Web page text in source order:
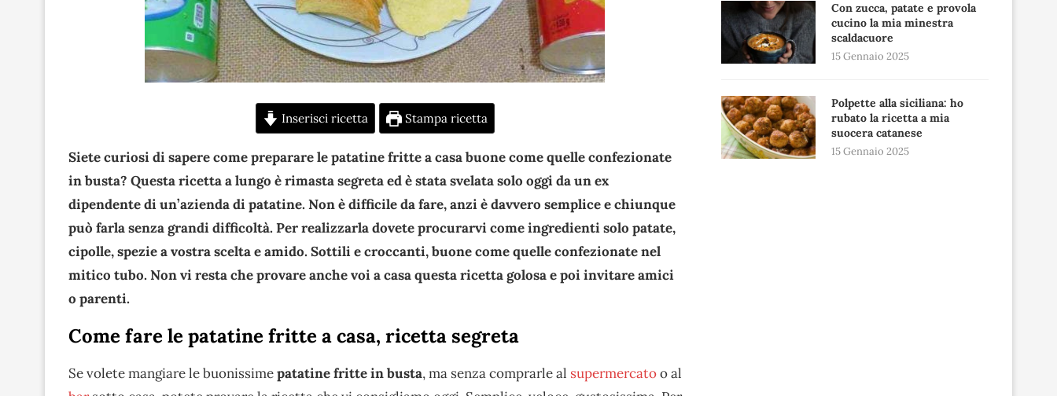
Inserisci ricetta Stampa ricetta
Siete curiosi di sapere come preparare le patatine fritte a casa buone come quelle confezionate
in busta? Questa ricetta a lungo è rimasta segreta ed è stata svelata solo oggi da un ex
dipendente di un’azienda di patatine. Non è difficile da fare, anzi è davvero semplice e chiunque
può farla senza grandi difficoltà. Per realizzarla dovete procurarvi come ingredienti solo patate,
cipolle, spezie a vostra scelta e amido. Sottili e croccanti, buone come quelle confezionate nel
mitico tubo. Non vi resta che provare anche voi a casa questa ricetta golosa e poi invitare amici
o parenti.
Come fare le patatine fritte a casa, ricetta segreta
Se volete mangiare le buonissimepatatine fritte in busta, ma senza comprarle al supermercatoo al
Con zucca, patate e provola
cucino la mia minestra
scaldacuore
15 Gennaio 2025
Polpette alla siciliana: ho
rubato la ricetta a mia
suocera catanese
15 Gennaio 2025